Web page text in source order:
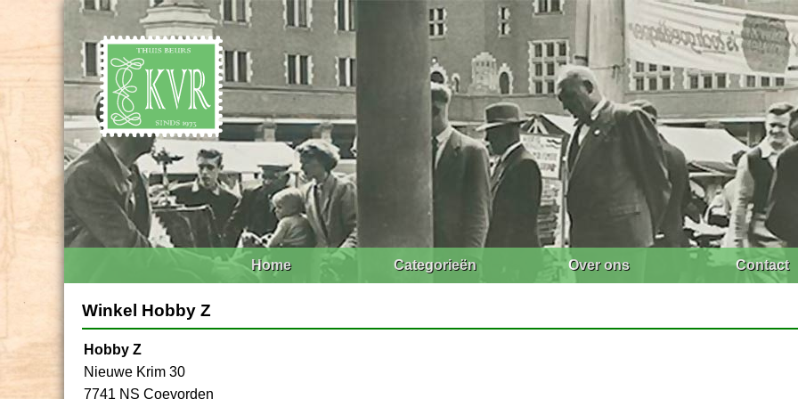
Home Categorieën Over ons Contact
Winkel Hobby Z
Hobby Z
Nieuwe Krim 30
7741 NS Coevorden